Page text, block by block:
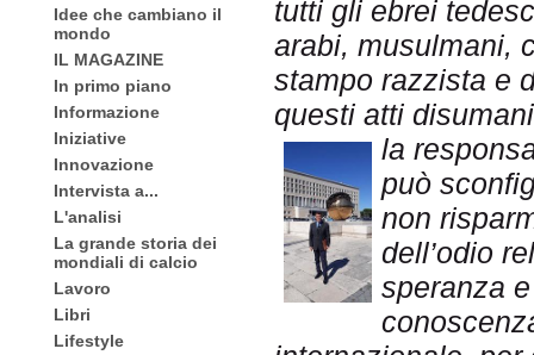
Idee che cambiano il
mondo
IL MAGAZINE
In primo piano
Informazione
Iniziative
Innovazione
Intervista a...
L'analisi
La grande storia dei
mondiali di calcio
Lavoro
Libri
Lifestyle
tutti gli ebrei
arabi, musulmani,
stampo razzista e
questi atti
la
può
non
dell’odio
speranza